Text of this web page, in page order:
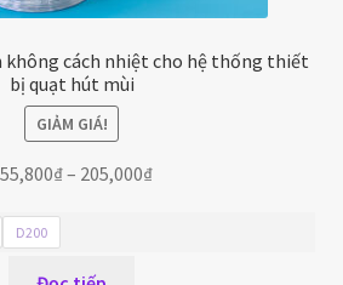
không cách nhiệt cho hệ thống thiết
bị quạt hút mùi
GIẢM GIÁ!
₫– 205,000₫Khoảng
D200